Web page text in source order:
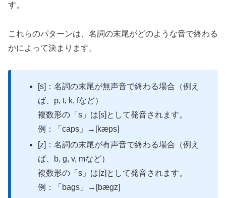
す。
これらのパターンは、名詞の末尾がどのような音で終わる
かによって決まります。
[s]：名詞の末尾が無声音で終わる場合（例え
ば、p, t, k, fなど）
複数形の「s」は[s]として発音されます。
例：「caps」→[kæps]
[z]：名詞の末尾が有声音で終わる場合（例え
ば、b, g, v, mなど）
複数形の「s」は[z]として発音されます。
例：「bags」→[bægz]